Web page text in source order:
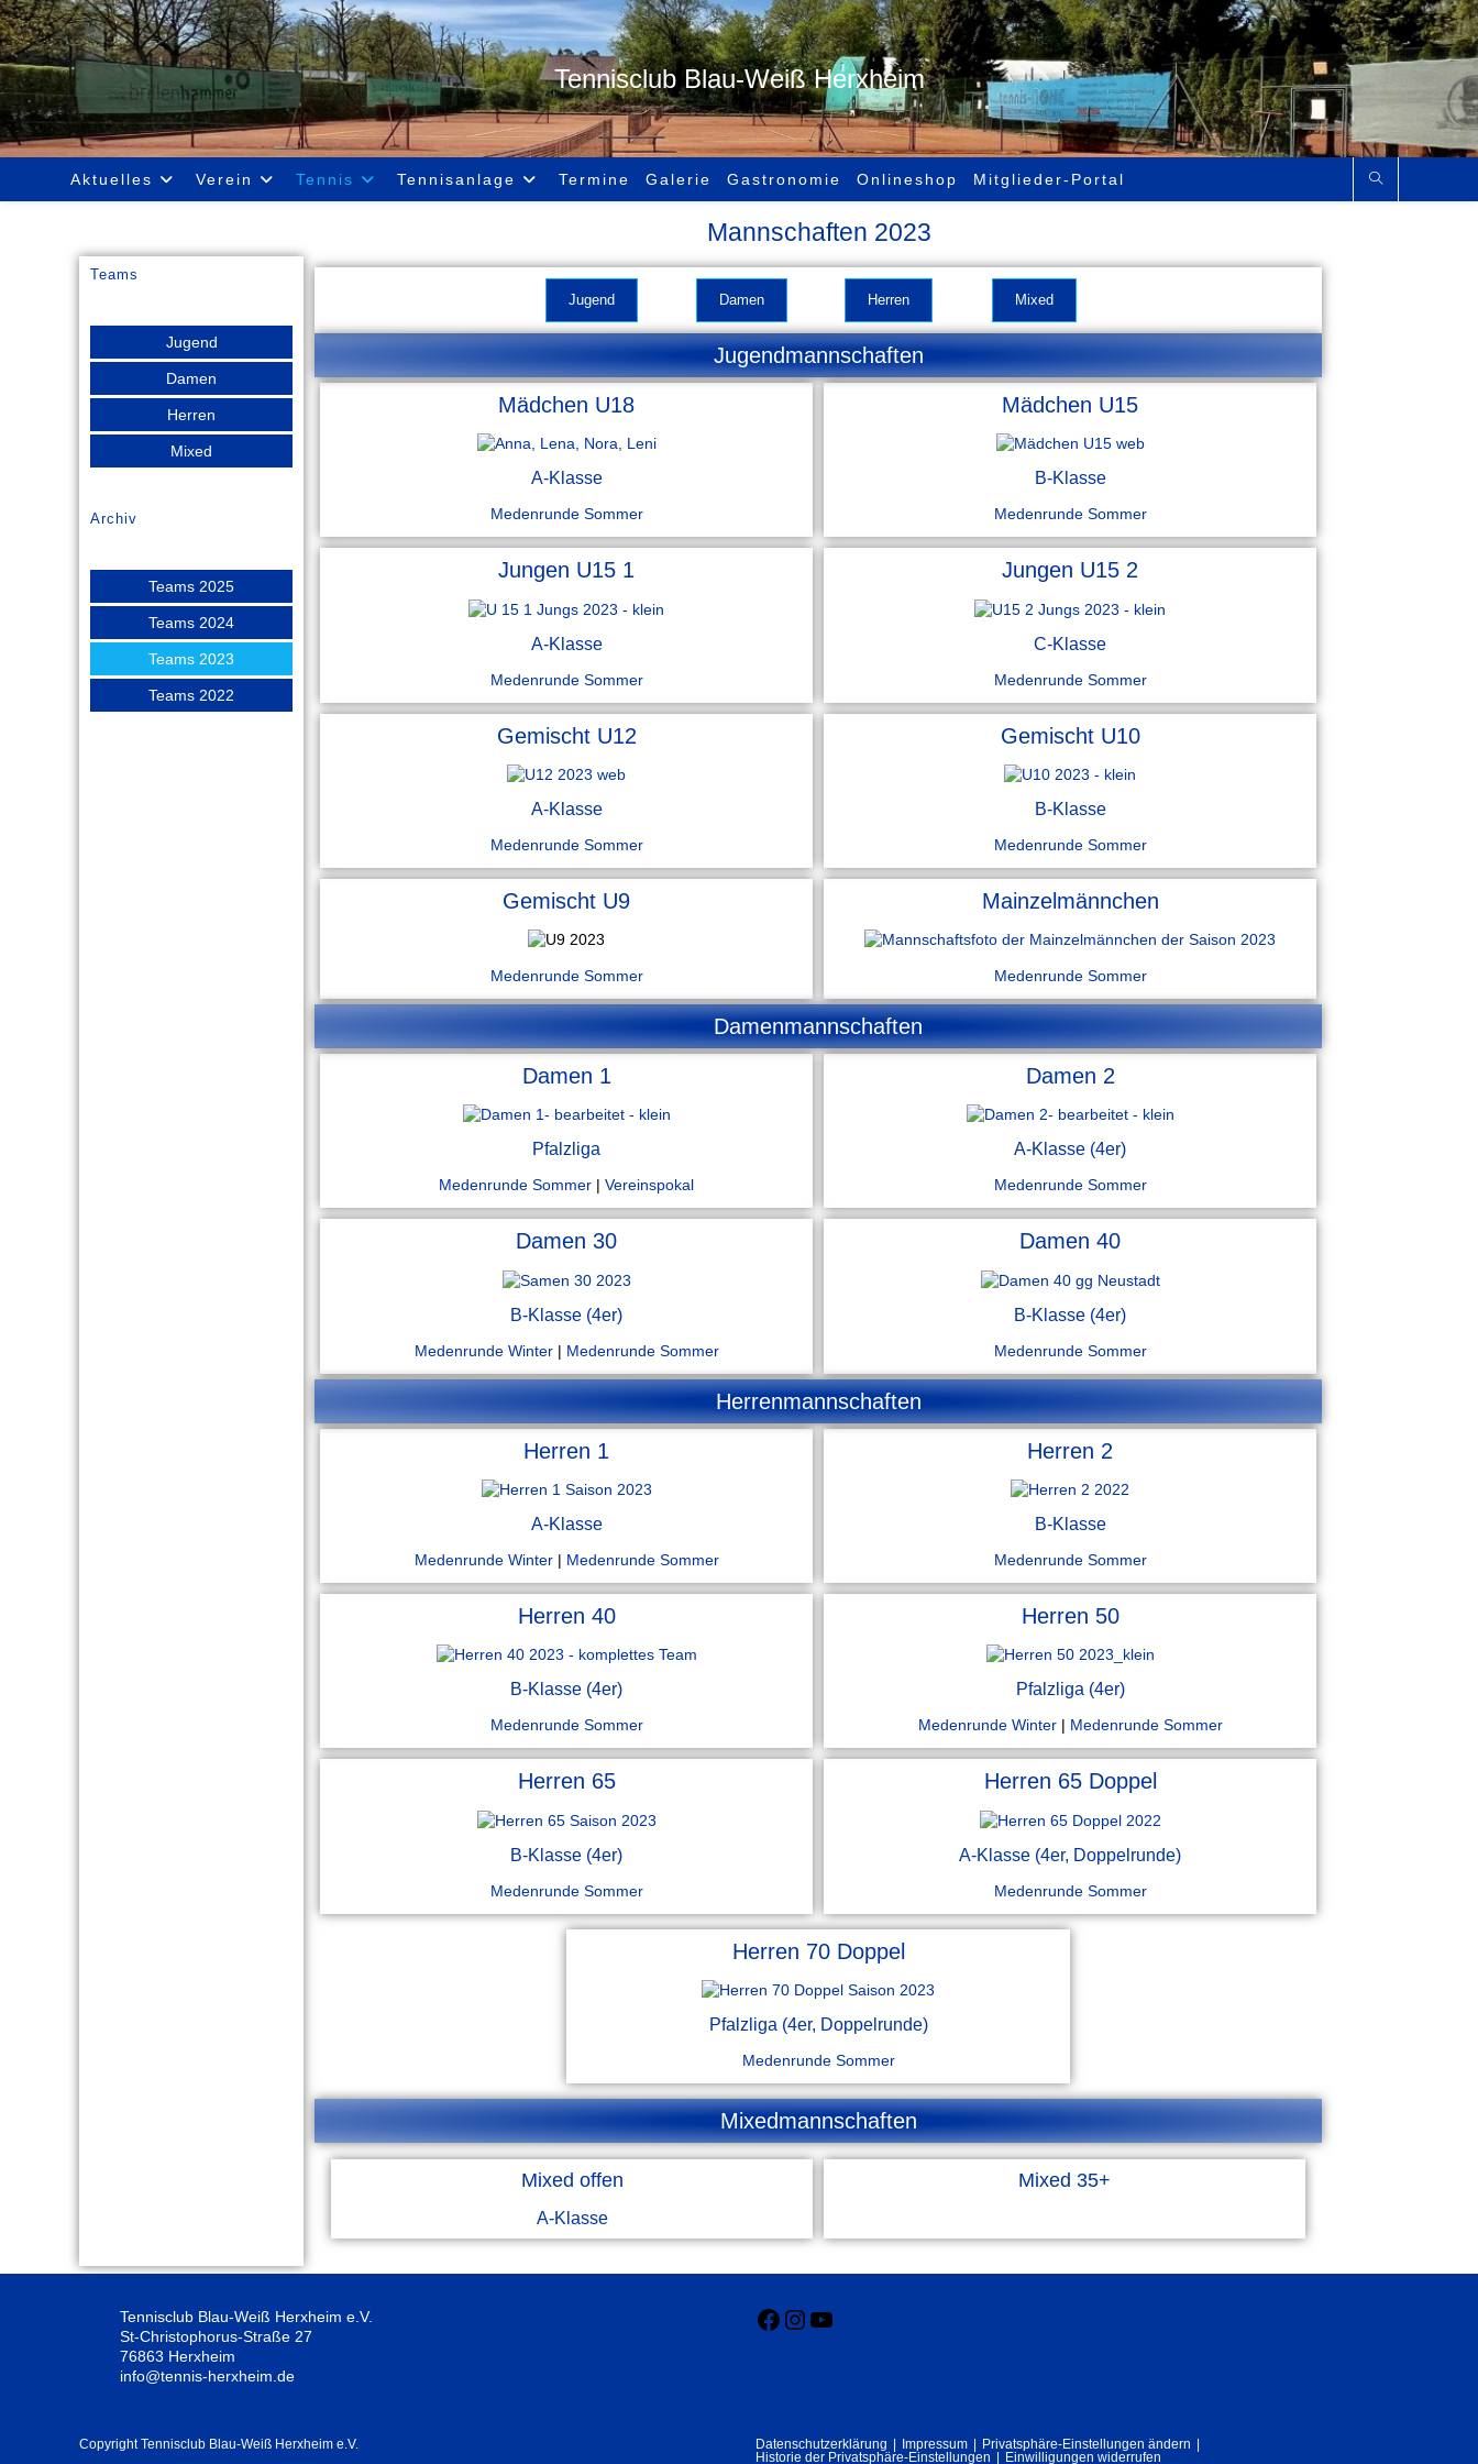
Tennisclub Blau-Weiß Herxheim
Aktuelles Verein Tennis Tennisanlage Termine Galerie Gastronomie Onlineshop Mitglieder-Portal
Mannschaften 2023
Teams
Jugend
Damen
Herren
Mixed
Archiv
Teams 2025
Teams 2024
Teams 2023
Teams 2022
Jugend Damen Herren Mixed
Jugendmannschaften
Mädchen U18
A-Klasse
Medenrunde Sommer
Mädchen U15
B-Klasse
Medenrunde Sommer
Jungen U15 1
A-Klasse
Medenrunde Sommer
Jungen U15 2
C-Klasse
Medenrunde Sommer
Gemischt U12
A-Klasse
Medenrunde Sommer
Gemischt U10
B-Klasse
Medenrunde Sommer
Gemischt U9
Medenrunde Sommer
Mainzelmännchen
Medenrunde Sommer
Damenmannschaften
Damen 1
Pfalzliga
Medenrunde Sommer |Vereinspokal
Damen 2
A-Klasse (4er)
Medenrunde Sommer
Damen 30
B-Klasse (4er)
Medenrunde Winter| Medenrunde Sommer
Damen 40
B-Klasse (4er)
Medenrunde Sommer
Herrenmannschaften
Herren 1
A-Klasse
Medenrunde Winter| Medenrunde Sommer
Herren 2
B-Klasse
Medenrunde Sommer
Herren 40
B-Klasse (4er)
Medenrunde Sommer
Herren 50
Pfalzliga (4er)
Medenrunde Winter| Medenrunde Sommer
Herren 65
B-Klasse (4er)
Medenrunde Sommer
Herren 65 Doppel
A-Klasse (4er, Doppelrunde)
Medenrunde Sommer
Herren 70 Doppel
Pfalzliga (4er, Doppelrunde)
Medenrunde Sommer
Mixedmannschaften
Mixed offen
A-Klasse
Mixed 35+
Tennisclub Blau-Weiß Herxheim e.V.
St-Christophorus-Straße 27
76863 Herxheim
info@tennis-herxheim.de
Datenschutzerklärung Impressum
Privatsphäre-Einstellungen ändern
Historie der Privatsphäre-Einstellungen
Einwilligungen widerrufen
Copyright Tennisclub Blau-Weiß Herxheim e.V.